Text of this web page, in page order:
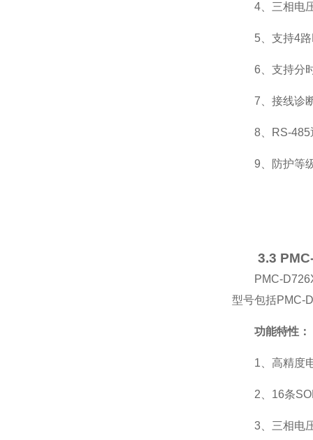
4、三相电
5、支持4
6、支持分
7、接线诊
8、RS-485
9、防护等
3.3
PMC-
型号包括PMC-
功能特性：
1、高精度
2、16条
3、三相电